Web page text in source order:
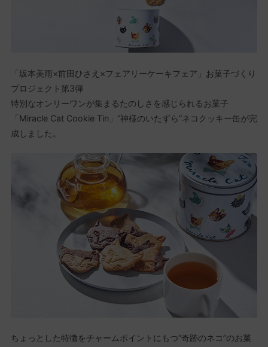
「坂本美雨×前田ひさえ×フェアリーケーキフェア」お菓子づくり
プロジェクト第3弾
特別なオンリーワンが集まるたのしさを感じられるお菓子
「Miracle Cat Cookie Tin」“神様のいたずら”ネコクッキー缶が完
成しました。
ちょっとした特徴をチャームポイントにもつ“奇跡のネコ”のお菓